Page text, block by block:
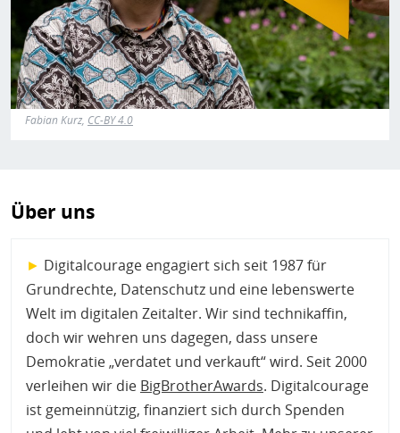
Fabian Kurz, CC-BY 4.0
Über uns
► Digitalcourage engagiert sich seit 1987 für
Grundrechte, Datenschutz und eine lebenswerte
Welt im digitalen Zeitalter. Wir sind technikaffin,
doch wir wehren uns dagegen, dass unsere
Demokratie „verdatet und verkauft“ wird. Seit 2000
verleihen wir die BigBrotherAwards. Digitalcourage
ist gemeinnützig, finanziert sich durch Spenden